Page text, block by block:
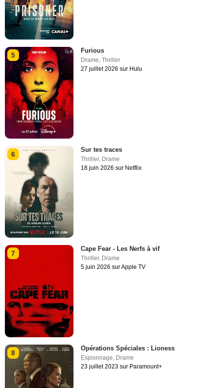
5
Furious
Drame ,Thriller
27 juillet 2026 sur Hulu
6
Sur tes traces
Thriller, Drame
18 juin 2026 sur Netflix
7
Cape Fear - Les Nerfs à vif
Thriller, Drame
5 juin 2026 sur Apple TV
8
Opérations Spéciales : Lioness
Espionnage Drame
23 juillet 2023 sur Paramount+